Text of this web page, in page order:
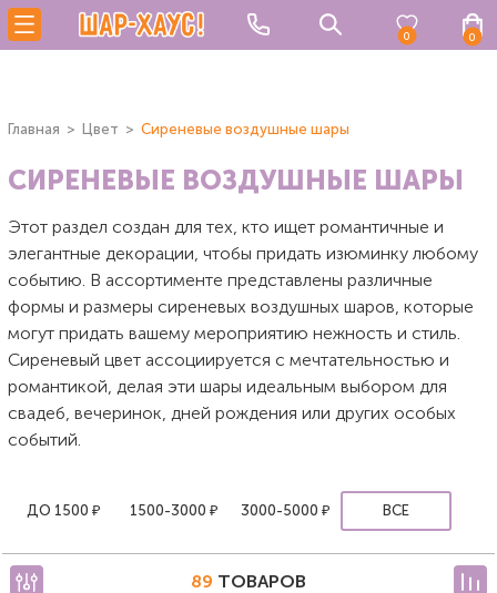
0 0
Главная Цвет Сиреневые воздушные шары
СИРЕНЕВЫЕ ВОЗДУШНЫЕ ШАРЫ
Этот раздел создан для тех, кто ищет романтичные и
элегантные декорации, чтобы придать изюминку любому
событию. В ассортименте представлены различные
формы и размеры сиреневых воздушных шаров, которые
могут придать вашему мероприятию нежность и стиль.
Сиреневый цвет ассоциируется с мечтательностью и
романтикой, делая эти шары идеальным выбором для
свадеб, вечеринок, дней рождения или других особых
событий.
ДО 1500 ₽ 1500-3000 ₽ 3000-5000 ₽ ВСЕ
89 ТОВАРОВ